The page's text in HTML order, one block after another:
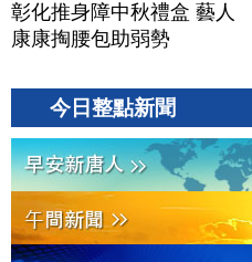
彰化推身障中秋禮盒 藝人
康康掏腰包助弱勢
今日整點新聞